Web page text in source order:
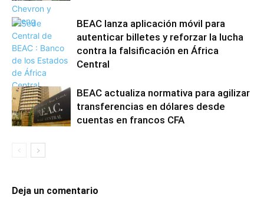
BEAC lanza aplicación móvil para
autenticar billetes y reforzar la lucha
contra la falsificación en África
Central
BEAC actualiza normativa para agilizar
transferencias en dólares desde
cuentas en francos CFA
Deja un comentario